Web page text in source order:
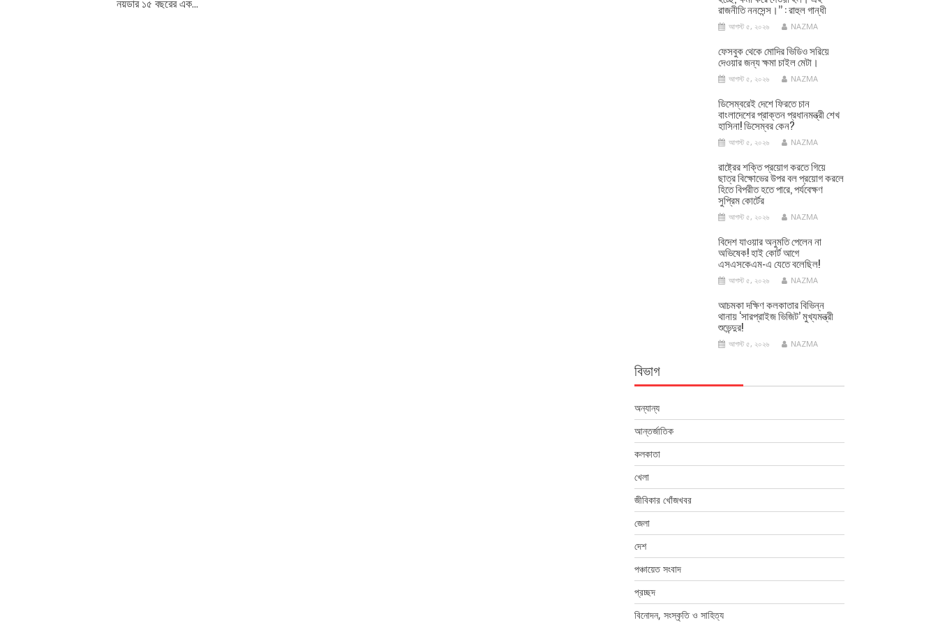
নয়ডার ১৫ বছরের এক...
রাজনীতি ননসেন্স।’’ : রাহুল গান্ধী
আগস্ট ৫, ২০২৬ NAZMA
ফেসবুক থেকে মোদির ভিডিও সরিয়ে
দেওয়ার জন্য ক্ষমা চাইল মেটা।
আগস্ট ৫, ২০২৬ NAZMA
ডিসেম্বরেই দেশে ফিরতে চান
বাংলাদেশের প্রাক্তন প্রধানমন্ত্রী শেখ
হাসিনা! ডিসেম্বর কেন?
আগস্ট ৫, ২০২৬ NAZMA
রাষ্ট্রের শক্তি প্রয়োগ করতে গিয়ে
ছাত্র বিক্ষোভের উপর বল প্রয়োগ করলে
হিতে বিপরীত হতে পারে, পর্যবেক্ষণ
সুপ্রিম কোর্টের
আগস্ট ৫, ২০২৬ NAZMA
বিদেশ যাওয়ার অনুমতি পেলেন না
অভিষেক! হাই কোর্ট আগে
এসএসকেএম-এ যেতে বলেছিল!
আগস্ট ৫, ২০২৬ NAZMA
আচমকা দক্ষিণ কলকাতার বিভিন্ন
থানায় ‘সারপ্রাইজ ভিজিট’ মুখ্যমন্ত্রী
শুভেন্দুর!
আগস্ট ৫, ২০২৬ NAZMA
বিভাগ
অন্যান্য
আন্তর্জাতিক
কলকাতা
খেলা
জীবিকার খোঁজখবর
জেলা
দেশ
পঞ্চায়েত সংবাদ
প্রচ্ছদ
বিনোদন, সংস্কৃতি ও সাহিত্য